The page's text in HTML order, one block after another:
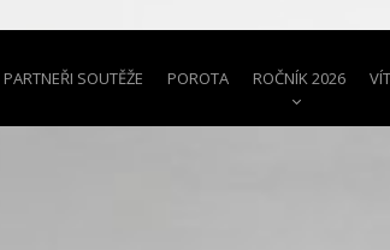
PARTNEŘI SOUTĚŽE POROTA ROČNÍK 2026